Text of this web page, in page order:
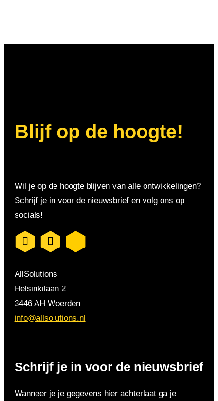
Blijf op de hoogte!
Wil je op de hoogte blijven van alle ontwikkelingen?
Schrijf je in voor de nieuwsbrief en volg ons op
socials!
AllSolutions
Helsinkilaan 2
3446 AH Woerden
info@allsolutions.nl
Schrijf je in voor de nieuwsbrief
Wanneer je je gegevens hier achterlaat ga je